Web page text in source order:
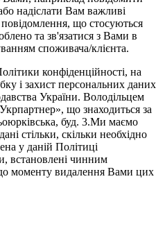
надіслати Вам важливі
повідомлення, що стосуються
та зв'язатися з Вами в
споживача/клієнта.
конфіденційності, на
і захист персональних даних
України. Володільцем
що знаходиться за
буд. 3.Ми маємо
стільки, скільки необхідно
у даній Політиці
встановлені чинним
моменту видалення Вами цих